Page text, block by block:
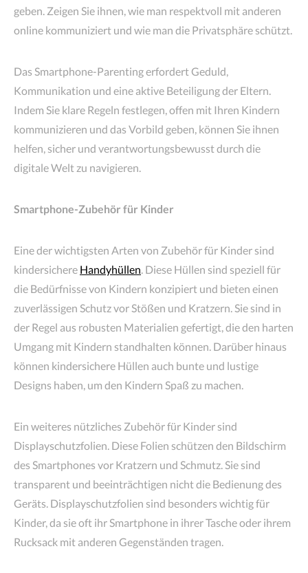
geben. Zeigen Sie ihnen, wie man respektvoll mit anderen
online kommuniziert und wie man die Privatsphäre schützt.
Das Smartphone-Parenting erfordert Geduld,
Kommunikation und eine aktive Beteiligung der Eltern.
Indem Sie klare Regeln festlegen, offen mit Ihren Kindern
kommunizieren und das Vorbild geben, können Sie ihnen
helfen, sicher und verantwortungsbewusst durch die
digitale Welt zu navigieren.
Smartphone-Zubehör für Kinder
Eine der wichtigsten Arten von Zubehör für Kinder sind
kindersichere Handyhüllen. Diese Hüllen sind speziell für
die Bedürfnisse von Kindern konzipiert und bieten einen
zuverlässigen Schutz vor Stößen und Kratzern. Sie sind in
der Regel aus robusten Materialien gefertigt, die den harten
Umgang mit Kindern standhalten können. Darüber hinaus
können kindersichere Hüllen auch bunte und lustige
Designs haben, um den Kindern Spaß zu machen.
Ein weiteres nützliches Zubehör für Kinder sind
Displayschutzfolien. Diese Folien schützen den Bildschirm
des Smartphones vor Kratzern und Schmutz. Sie sind
transparent und beeinträchtigen nicht die Bedienung des
Geräts. Displayschutzfolien sind besonders wichtig für
Kinder, da sie oft ihr Smartphone in ihrer Tasche oder ihrem
Rucksack mit anderen Gegenständen tragen.